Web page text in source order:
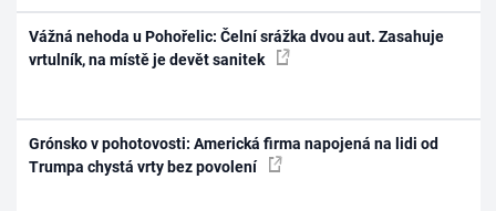
Vážná nehoda u Pohořelic: Čelní srážka dvou aut. Zasahuje
vrtulník, na místě je devět sanitek
Grónsko v pohotovosti: Americká firma napojená na lidi od
Trumpa chystá vrty bez povolení